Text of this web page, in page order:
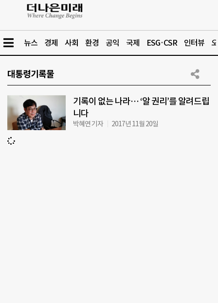
뉴스 경제 사회 환경 공익 국제 ESG·CSR 인터뷰
대통령기록물
기록이 없는 나라… ‘알 권리’를 알려드립
니다
박혜연 기자 2017년 11월 20일